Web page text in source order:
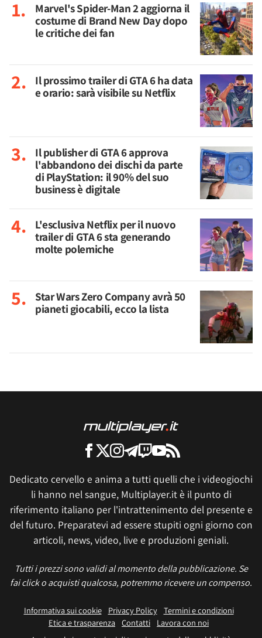
Marvel's Spider-Man 2 aggiorna il
costume di Brand New Day dopo
le critiche dei fan
Il prossimo trailer di GTA 6 ha data
e orario: sarà visibile su Netflix
Il publisher di GTA 6 approva
l'abbandono dei dischi da parte
di PlayStation: il 90% del suo
business è digitale
L'esclusiva Netflix per il nuovo
trailer di GTA 6 sta generando
molte polemiche
Star Wars Zero Company avrà 50
pianeti giocabili, ecco la lista
Dedicato cervello e anima a tutti quelli che i videogiochi
li hanno nel sangue, Multiplayer.it è il punto di
riferimento italiano per l'intrattenimento del presente e
del futuro. Preparatevi ad essere stupiti ogni giorno con
articoli, news, video, live e produzioni geniali.
Tutti i prezzi sono validi al momento della pubblicazione. Se
fai click o acquisti qualcosa, potremmo ricevere un compenso.
Informativa sui cookie Privacy Policy
Termini e condizioni
Etica e trasparenza Contatti
Lavora con noi